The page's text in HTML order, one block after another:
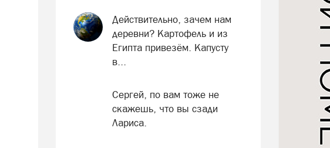
Действительно, зачем нам
деревни? Картофель и из
Египта привезём. Капусту
в...
Сергей, по вам тоже не
скажешь, что вы сзади
Лариса.